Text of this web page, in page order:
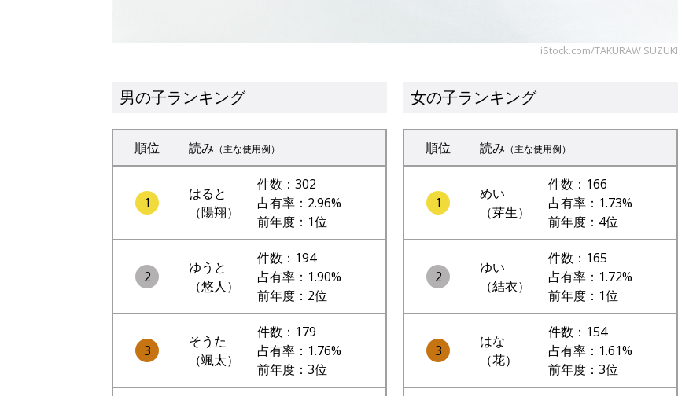
iStock.com/TAKURAW SUZUKI
男の子ランキング
順位 読み （主な使用例）
1
はると
（陽翔）
件数：302
占有率：2.96%
前年度：1位
2
ゆうと
（悠人）
件数：194
占有率：1.90%
前年度：2位
3
そうた
（颯太）
件数：179
占有率：1.76%
前年度：3位
女の子ランキング
順位 読み （主な使用例）
1
めい
（芽生）
件数：166
占有率：1.73%
前年度：4位
2
ゆい
（結衣）
件数：165
占有率：1.72%
前年度：1位
3
はな
（花）
件数：154
占有率：1.61%
前年度：3位